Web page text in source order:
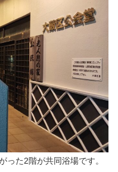
った2階が共同浴場です。